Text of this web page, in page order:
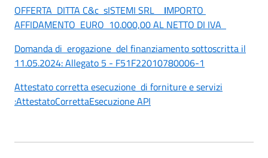
OFFERTA DITTA C&c sISTEMI SRL IMPORTO
AFFIDAMENTO EURO 10.000,00 AL NETTO DI IVA
Domanda di erogazione del finanziamento sottoscritta il
11.05.2024: Allegato 5 - F51F22010780006-1
Attestato corretta esecuzione di forniture e servizi
:AttestatoCorrettaEsecuzione API